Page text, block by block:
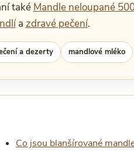
také Mandle neloupané
a zdravé pečení.
a dezerty mandlové mléko
Co jsou blanšírované